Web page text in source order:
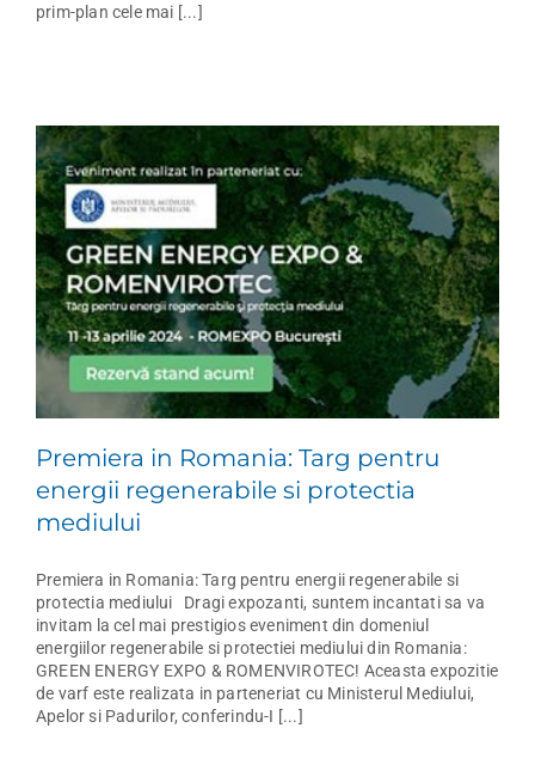
prim-plan cele mai [...]
Premiera in Romania: Targ pentru
energii regenerabile si protectia
mediului
Premiera in Romania: Targ pentru energii regenerabile si
protectia mediului Dragi expozanti, suntem incantati sa va
invitam la cel mai prestigios eveniment din domeniul
energiilor regenerabile si protectiei mediului din Romania:
GREEN ENERGY EXPO & ROMENVIROTEC! Aceasta expozitie
de varf este realizata in parteneriat cu Ministerul Mediului,
Apelor si Padurilor, conferindu-I [...]